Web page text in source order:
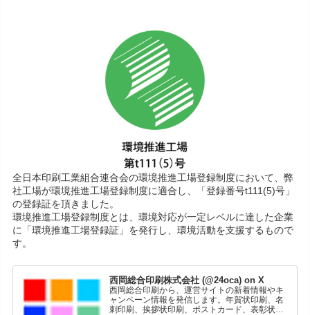
全日本印刷工業組合連合会の環境推進工場登録制度において、弊
社工場が環境推進工場登録制度に適合し、「登録番号t111(5)号」
の登録証を頂きました。
環境推進工場登録制度とは、環境対応が一定レベルに達した企業
に「環境推進工場登録証」を発行し、環境活動を支援するもので
す。
西岡総合印刷株式会社 (@24oca) on X
西岡総合印刷から、運営サイトの新着情報やキ
ャンペーン情報を発信します。年賀状印刷、名
刺印刷、挨拶状印刷、ポストカード、表彰状印